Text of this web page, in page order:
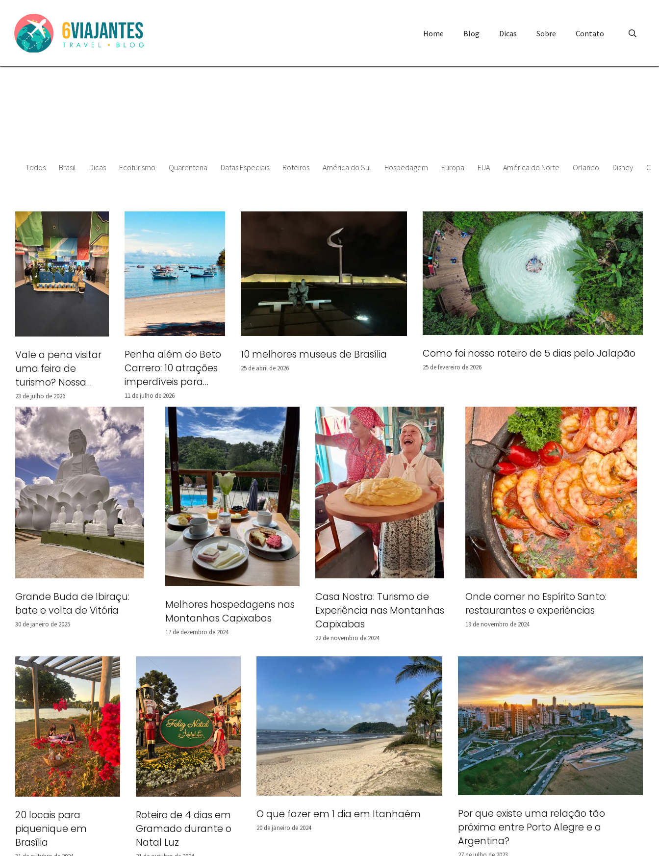
Home Blog Dicas Sobre Contato
Todos Brasil Dicas Ecoturismo Quarentena Datas Especiais Roteiros América do Sul Hospedagem Europa EUA América do Norte Orlando Disney
Vale a pena visitar
uma feira de
turismo? Nossa
experiência na BNT
Mercosul
23 de julho de 2026
Penha além do Beto
Carrero: 10 atrações
imperdíveis para
incluir no seu roteiro
11 de julho de 2026
10 melhores museus de Brasília
25 de abril de 2026
Como foi nosso roteiro de 5 dias pelo Jalapão
25 de fevereiro de 2026
Grande Buda de Ibiraçu:
bate e volta de Vitória
30 de janeiro de 2025
Melhores hospedagens nas
Montanhas Capixabas
17 de dezembro de 2024
Casa Nostra: Turismo de
Experiência nas Montanhas
Capixabas
22 de novembro de 2024
Onde comer no Espírito Santo:
restaurantes e experiências
19 de novembro de 2024
20 locais para
piquenique em
Brasília
Roteiro de 4 dias em
Gramado durante o
Natal Luz
O que fazer em 1 dia em Itanhaém
20 de janeiro de 2024
Por que existe uma relação tão
próxima entre Porto Alegre e a
Argentina?
27 de julho de 2023